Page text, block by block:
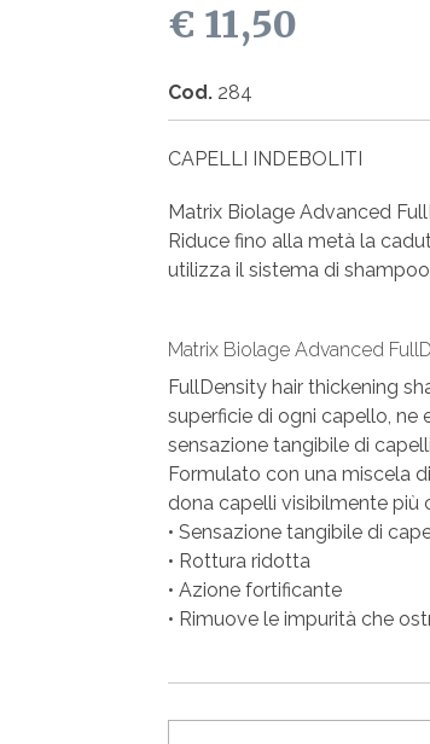
€ 11,50
Cod. 284
CAPELLI INDEBOLITI
Matrix Biolage Advanced
Riduce fino alla metà la
utilizza il sistema di
Matrix Biolage Advanced
FullDensity hair thickening
superficie di ogni capello, ne
sensazione tangibile di
Formulato con una miscela
dona capelli visibilmente più
• Sensazione tangibile di
• Rottura ridotta
• Azione fortificante
• Rimuove le impurità che